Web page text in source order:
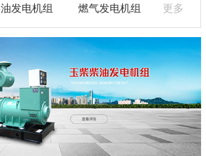
机 无锡动力发电机
沃尔沃发电机
电机
+
更多
发电机组 燃气发电机组